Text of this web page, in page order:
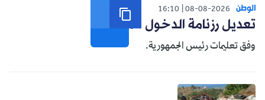
الوطن 08-08-2026
16:10
تعديل رزنامة الدخول المدرسي
وفق تعليمات رئيس الجمهورية.